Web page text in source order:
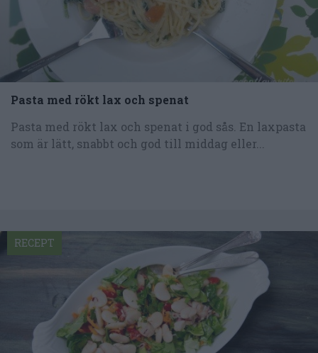
Pasta med rökt lax och spenat
Pasta med rökt lax och spenat i god sås. En laxpasta
som är lätt, snabbt och god till middag eller...
RECEPT